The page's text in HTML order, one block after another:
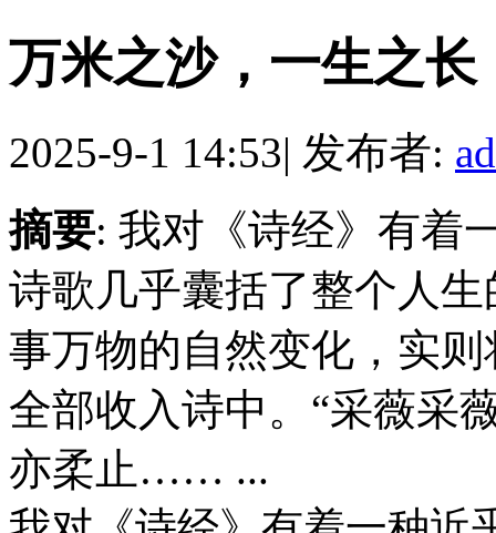
万米之沙，一生之长
2025-9-1 14:53| 发布者:
摘要: 我对《诗经》有着
诗歌几乎囊括了整个人
事万物的自然变化，实
全部收入诗中。“采薇
亦柔止…… ...